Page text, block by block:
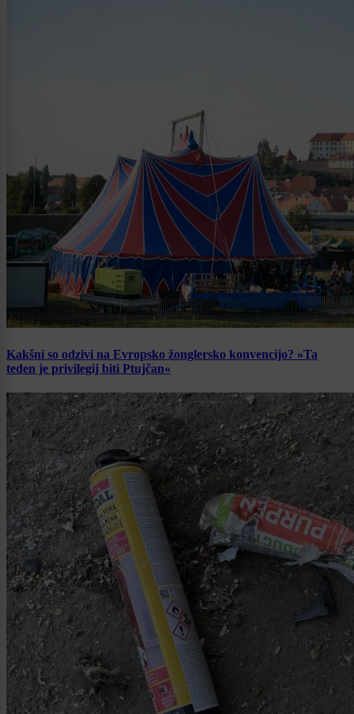
Kakšni so odzivi na Evropsko žonglersko konvencijo? »Ta
teden je privilegij biti Ptujčan«